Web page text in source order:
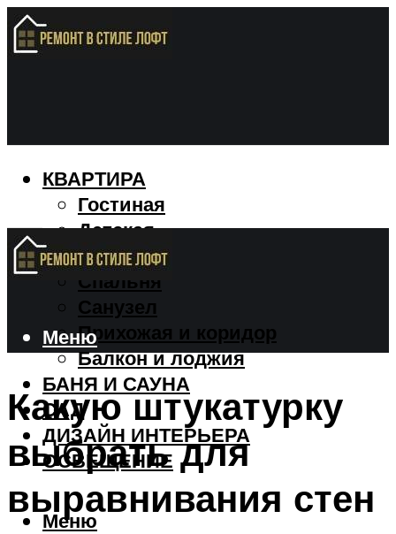
КВАРТИРА
Гостиная
Детская
Кухня
Спальня
Санузел
Прихожая и коридор
Балкон и лоджия
БАНЯ И САУНА
САД
ДИЗАЙН ИНТЕРЬЕРА
ОСВЕЩЕНИЕ
Меню
Меню
Какую штукатурку
выбрать для
выравнивания стен